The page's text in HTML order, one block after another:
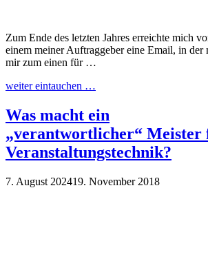
Zum Ende des letzten Jahres erreichte mich
einem meiner Auftraggeber eine Email, in der
mir zum einen für …
weiter eintauchen …
Was macht ein
„verantwortlicher“ Meister
Veranstaltungstechnik?
7. August 202419. November 2018